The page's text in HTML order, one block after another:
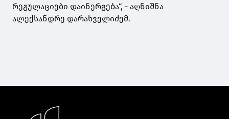
რეგულაციები დაინერგება“, - აღნიშნა
ალექსანდრე დარახველიძემ.